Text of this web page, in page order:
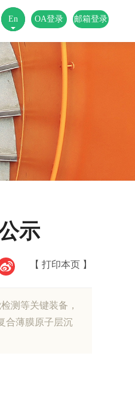
邮箱登录
OA登录
En
中
示
【 打印本页 】
测等关键装备，
合薄膜原子层沉